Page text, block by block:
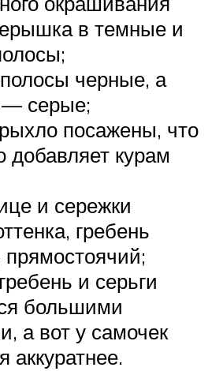
в темные и
полосы черные, а
— серые;
посажены, что
добавляет курам
и сережки
гребень
прямостоячий;
и серьги
большими
а вот у самочек
аккуратнее.